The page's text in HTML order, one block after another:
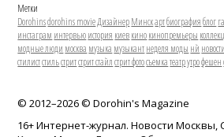
Метки
Dorohinsdorohins movieДизайнерМинскартбиографияблог
инстаграм интервьюистория киевкинокинопремьеры
модные люди москва музыка музыкантнеделя моды нй новости
стилистстильстритстрит стайлстрит фотосъемкатеатрутрофешен
© 2012–2026 © Dorohin's Magazine
16+ Интернет-журнал. Новости Москвы,